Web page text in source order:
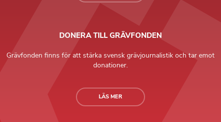
DONERA TILL GRÄVFONDEN
Grävfonden finns för att stärka svensk grävjournalistik och tar emot
donationer.
LÄS MER